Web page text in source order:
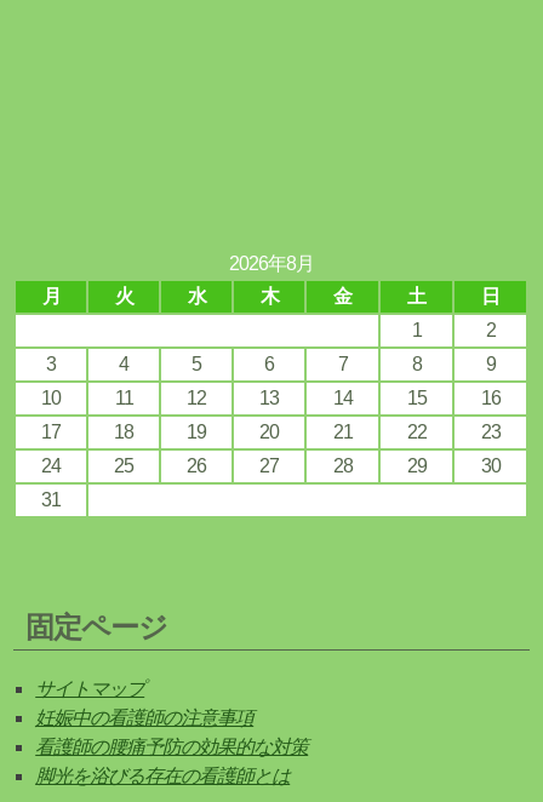
2026年8月
月
火 水 木 金 土
日
1
2
3
4 5 6 7 8
9
10
11 12 13 14 15
16
17
18 19 20 21 22
23
24
25 26 27 28 29
30
31
固定ページ
サイトマップ
妊娠中の看護師の注意事項
看護師の腰痛予防の効果的な対策
脚光を浴びる存在の看護師とは